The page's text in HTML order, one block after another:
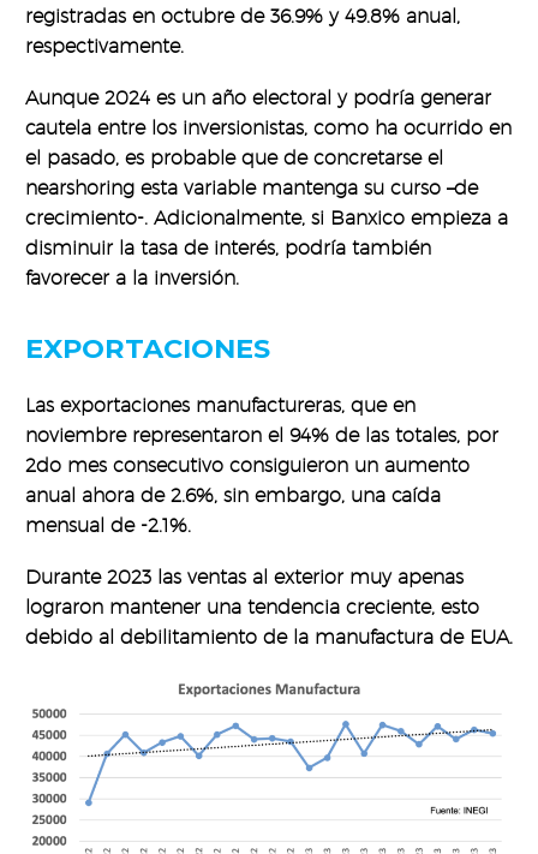
registradas en octubre de 36.9% y 49.8% anual,
respectivamente.
Aunque 2024 es un año electoral y podría generar
cautela entre los inversionistas, como ha ocurrido en
el pasado, es probable que de concretarse el
nearshoring esta variable mantenga su curso –de
crecimiento-. Adicionalmente, si Banxico empieza a
disminuir la tasa de interés, podría también
favorecer a la inversión.
EXPORTACIONES
Las exportaciones manufactureras, que en
noviembre representaron el 94% de las totales, por
2do mes consecutivo consiguieron un aumento
anual ahora de 2.6%, sin embargo, una caída
mensual de -2.1%.
Durante 2023 las ventas al exterior muy apenas
lograron mantener una tendencia creciente, esto
debido al debilitamiento de la manufactura de EUA.